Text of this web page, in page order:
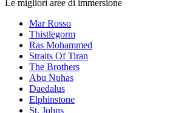
Le migliori aree di immersione
Mar Rosso
Thistlegorm
Ras Mohammed
Straits Of Tiran
The Brothers
Abu Nuhas
Daedalus
Elphinstone
St. Johns